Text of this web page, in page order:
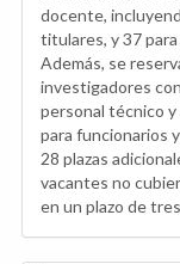
docente,
titulares, y 37
Además, se
investigadores
personal técnico y
para funcionarios
28 plazas
vacantes no
en un plazo de